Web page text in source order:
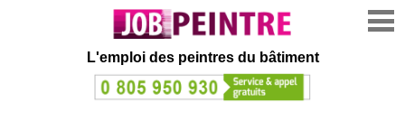
L'emploi des peintres du bâtiment